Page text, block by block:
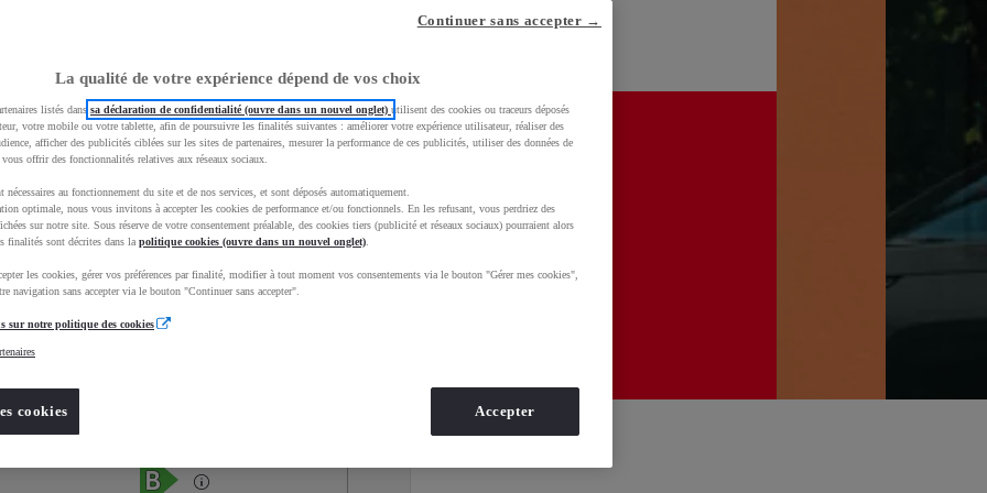
Services Concession
Occasions
La qualité de votre expérience dépend de vos choix
listés dans sa déclaration de confidentialité (ouvre dans un nouvel onglet) utilisent des cookies ou traceurs déposés
votre mobile ou votre tablette, afin de poursuivre les finalités suivantes : améliorer votre expérience utilisateur, réaliser des
afficher des publicités ciblées sur les sites de partenaires, mesurer la performance de ces publicités, utiliser des données de
offrir des fonctionnalités relatives aux réseaux sociaux.
nécessaires au fonctionnement du site et de nos services, et sont déposés automatiquement.
optimale, nous vous invitons à accepter les cookies de performance et/ou fonctionnels. En les refusant, vous perdriez des
sur notre site. Sous réserve de votre consentement préalable, des cookies tiers (publicité et réseaux sociaux) pourraient alors
finalités sont décrites dans la politique cookies (ouvre dans un nouvel onglet)
les cookies, gérer vos préférences par finalité, modifier à tout moment vos consentements via le bouton "Gérer mes cookies",
navigation sans accepter via le bouton "Continuer sans accepter".
sur notre politique des cookies
cookies
Continuer sans accepter →
Accepter